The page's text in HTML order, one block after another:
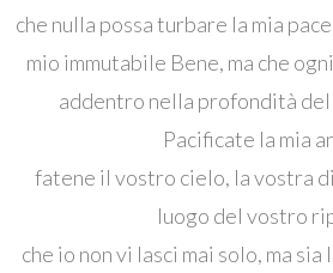
che nulla possa turbare la mia
mio ​​​​immutabile Bene, ma che
addentro nella profondità
Pacificate la mia
fatene il vostro cielo, la vostra
luogo del vostro
che io non vi lasci mai solo, ma